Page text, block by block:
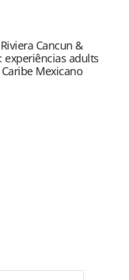
tecnologia/2019/
oferecidas na
pela PANROTAS
brasileira sobre direito
sem autorização da
Cancun &
experiências adults
Mexicano